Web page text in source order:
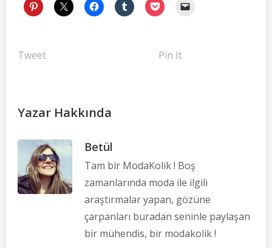
Tweet Pin It
Yazar Hakkında
Betül
Tam bir ModaKolik ! Boş
zamanlarında moda ile ilgili
araştırmalar yapan, gözüne
çarpanları buradan seninle paylaşan
bir mühendis, bir modakolik !